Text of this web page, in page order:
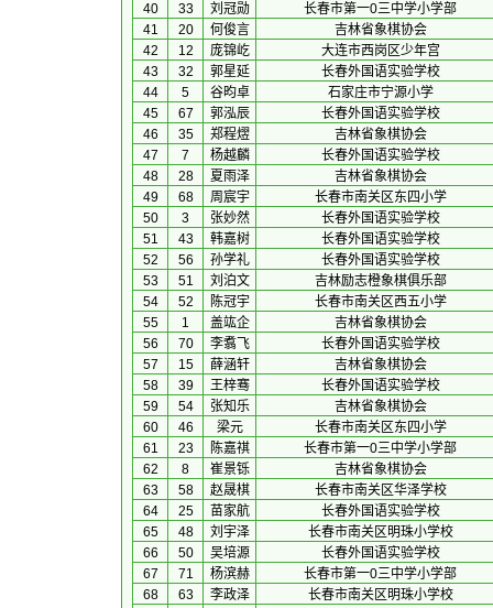
40
33 刘冠勋
长春市第一0三中学小学部
41
20 何俊言
吉林省象棋协会
42
12 庞锦屹
大连市西岗区少年宫
43
32 郭星延
长春外国语实验学校
44
5 谷昀卓
石家庄市宁源小学
45
67 郭泓辰
长春外国语实验学校
46
35 郑程熤
吉林省象棋协会
47
7 杨越麟
长春外国语实验学校
48
28 夏雨泽
吉林省象棋协会
49
68 周宸宇
长春市南关区东四小学
50
3 张妙然
长春外国语实验学校
51
43 韩嘉树
长春外国语实验学校
52
56 孙学礼
长春外国语实验学校
53
51 刘泊文
吉林励志橙象棋俱乐部
54
52 陈冠宇
长春市南关区西五小学
55
1 盖竑企
吉林省象棋协会
56
70 李翥飞
长春外国语实验学校
57
15 薛涵轩
吉林省象棋协会
58
39 王梓骞
长春外国语实验学校
59
54 张知乐
吉林省象棋协会
60
46 梁元
长春市南关区东四小学
61
23 陈嘉祺
长春市第一0三中学小学部
62
8 崔景铄
吉林省象棋协会
63
58 赵晟棋
长春市南关区华泽学校
64
25 苗家航
长春外国语实验学校
65
48 刘宇泽
长春市南关区明珠小学校
66
50 吴培源
长春外国语实验学校
67
71 杨滨赫
长春市第一0三中学小学部
68
63 李政泽 长春市南关区明珠小学校